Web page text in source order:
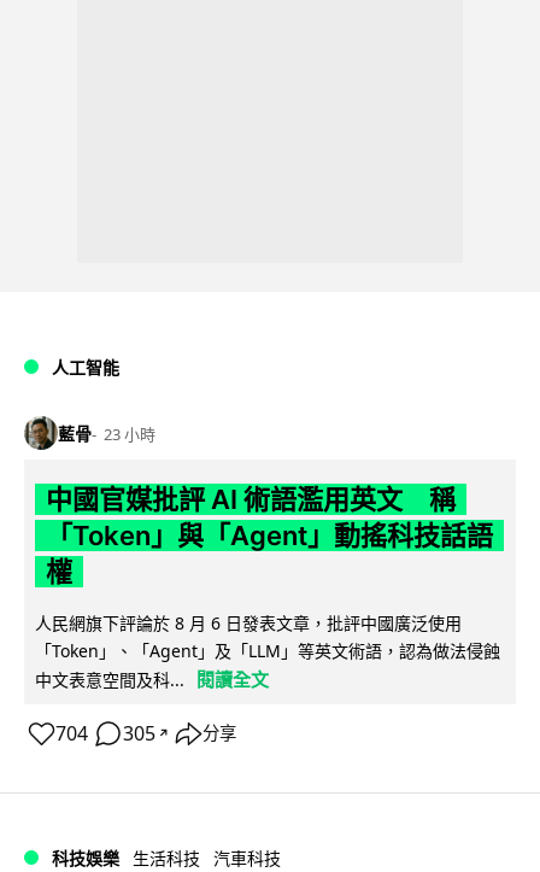
人工智能
藍骨 23 小時
中國官媒批評 AI 術語濫用英文 稱
「Token」與「Agent」動搖科技話語
權
人民網旗下評論於 8 月 6 日發表文章，批評中國廣泛使用
「Token」、「Agent」及「LLM」等英文術語，認為做法侵蝕
中文表意空間及科...
閱讀全文
704 305 ↗ 分享
科技娛樂 生活科技 汽車科技